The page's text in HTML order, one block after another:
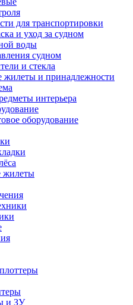
для транспортировки
и уход за судном
воды
судном
и стекла
жилеты и принадлежности
интерьера
оборудование
жилеты
и ЗУ